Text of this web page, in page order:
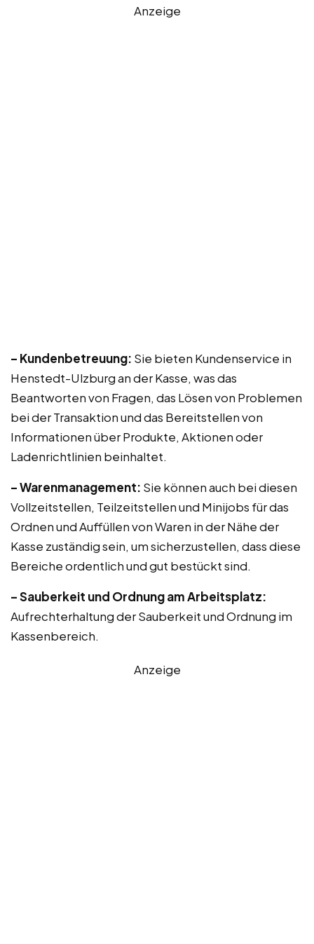
Anzeige
– Kundenbetreuung: Sie bieten Kundenservice in
Henstedt-Ulzburg an der Kasse, was das
Beantworten von Fragen, das Lösen von Problemen
bei der Transaktion und das Bereitstellen von
Informationen über Produkte, Aktionen oder
Ladenrichtlinien beinhaltet.
– Warenmanagement: Sie können auch bei diesen
Vollzeitstellen, Teilzeitstellen und Minijobs für das
Ordnen und Auffüllen von Waren in der Nähe der
Kasse zuständig sein, um sicherzustellen, dass diese
Bereiche ordentlich und gut bestückt sind.
– Sauberkeit und Ordnung am Arbeitsplatz:
Aufrechterhaltung der Sauberkeit und Ordnung im
Kassenbereich.
Anzeige